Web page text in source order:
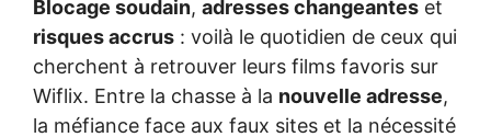
Blocage soudain, adresses changeantes et
risques accrus : voilà le quotidien de ceux qui
cherchent à retrouver leurs films favoris sur
Wiflix. Entre la chasse à la nouvelle adresse,
la méfiance face aux faux sites et la nécessité